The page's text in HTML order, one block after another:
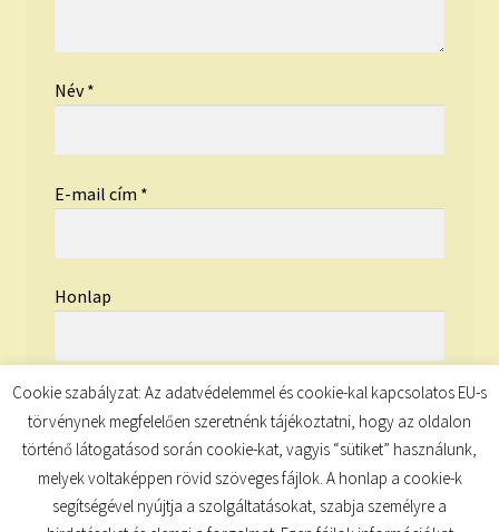
Név*
E-mail cím *
Honlap
Cookie szabályzat: Az adatvédelemmel és cookie-kal kapcsolatos EU-s
törvénynek megfelelően szeretnénk tájékoztatni, hogy az oldalon
történő látogatásod során cookie-kat, vagyis “sütiket” használunk,
melyek voltaképpen rövid szöveges fájlok. A honlap a cookie-k
segítségével nyújtja a szolgáltatásokat, szabja személyre a